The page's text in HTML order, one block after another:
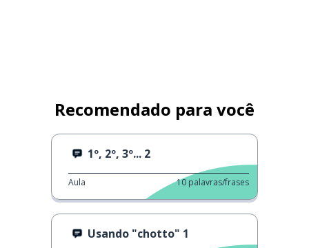
Recomendado para você
1º, 2º, 3º... 2
Aula 10 palavras/frases
Usando "chotto" 1